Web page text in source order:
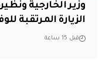
وزير الخارجية
الزيارة المرتقبة
قبل 15 ساعة